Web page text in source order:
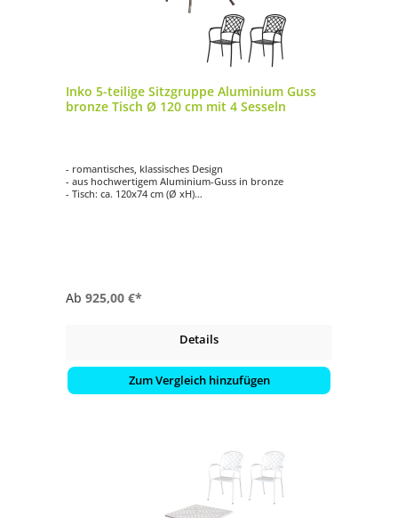
Inko 5-teilige Sitzgruppe Aluminium Guss
bronze Tisch Ø 120 cm mit 4 Sesseln
- romantisches, klassisches Design
- aus hochwertigem Aluminium-Guss in bronze
- Tisch: ca. 120x74 cm (Ø xH)
Ab 925,00 €*
Details
Zum Vergleich hinzufügen